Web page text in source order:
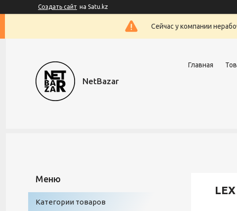
Создать сайт на Satu.kz
Сейчас у компании
NetBazar
Главная
Категории товаров